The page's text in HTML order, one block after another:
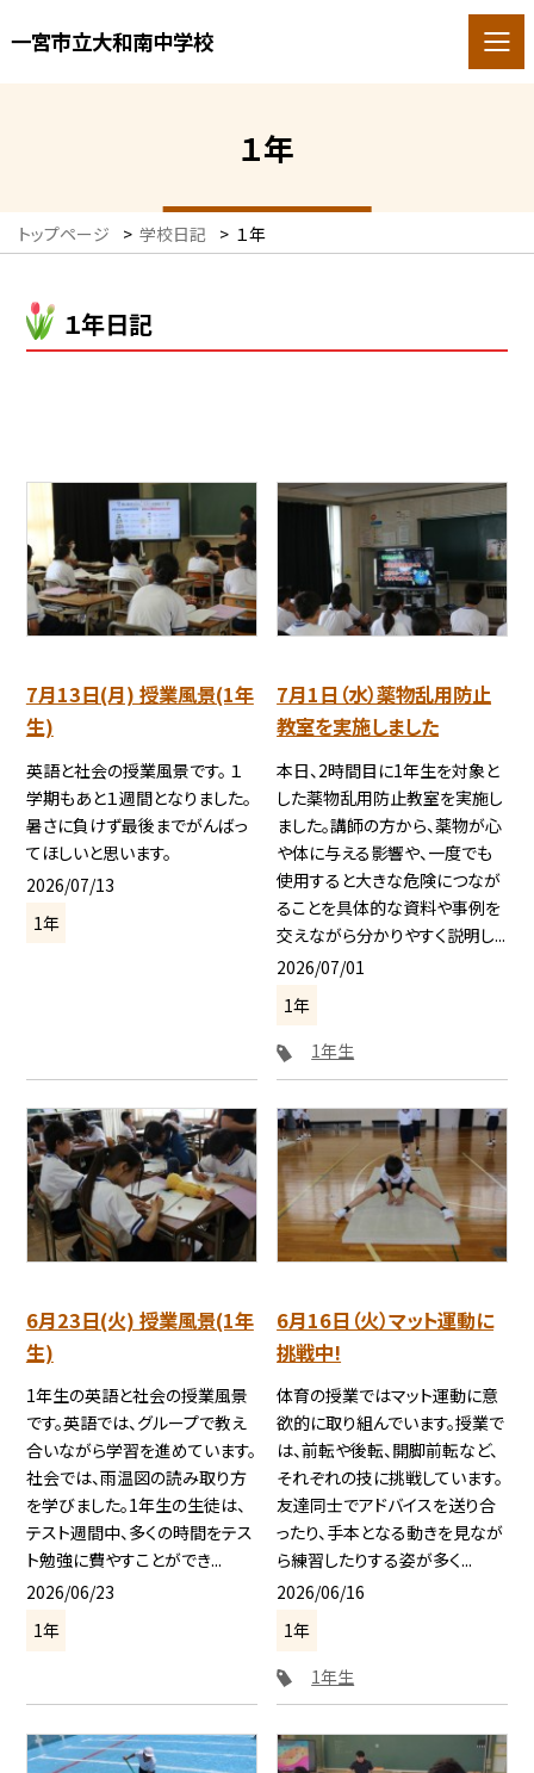
一宮市立大和南中学校
１年
トップページ > 学校日記 > １年
１年日記
7月13日(月) 授業風景(1年
生)
英語と社会の授業風景です。 １
学期もあと１週間となりました。
暑さに負けず最後までがんばっ
てほしいと思います。
2026/07/13
1年
7月1日（水）薬物乱用防止
教室を実施しました
本日、2時間目に1年生を対象と
した薬物乱用防止教室を実施し
ました。講師の方から、薬物が心
や体に与える影響や、一度でも
使用すると大きな危険につなが
ることを具体的な資料や事例を
交えながら分かりやすく説明し...
2026/07/01
1年
1年生
6月23日(火) 授業風景(1年
生)
1年生の英語と社会の授業風景
です。英語では、グループで教え
合いながら学習を進めています。
社会では、雨温図の読み取り方
を学びました。1年生の生徒は、
テスト週間中、多くの時間をテス
ト勉強に費やすことができ...
2026/06/23
1年
6月16日（火）マット運動に
挑戦中!
体育の授業ではマット運動に意
欲的に取り組んでいます。授業で
は、前転や後転、開脚前転など、
それぞれの技に挑戦しています。
友達同士でアドバイスを送り合
ったり、手本となる動きを見なが
ら練習したりする姿が多く...
2026/06/16
1年
1年生